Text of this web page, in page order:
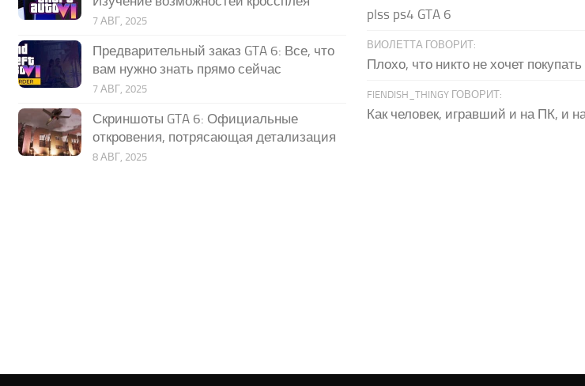
7 АВГ, 2025
Предварительный заказ GTA 6: Все, что
вам нужно знать прямо сейчас
7 АВГ, 2025
Скриншоты GTA 6: Официальные
откровения, потрясающая детализация
8 АВГ, 2025
plss ps4 GTA 6
ВИОЛЕТТА ГОВОРИТ:
Плохо, что никто не хочет
FIENDISH_THINGY ГОВОРИТ:
Как человек, игравший и на ПК, и